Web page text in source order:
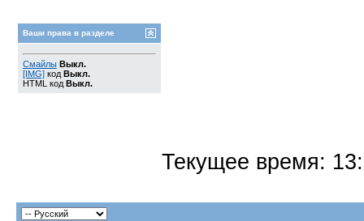
Ваши права в разделе
Смайлы Выкл.
[IMG] код Выкл.
HTML код Выкл.
Текущее время: